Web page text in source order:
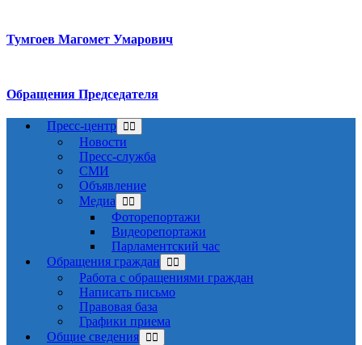
Тумгоев Магомет Умарович
Обращения Председателя
Пресс-центр
Новости
Пресс-служба
СМИ
Объявление
Медиа
Фоторепортажи
Видеорепортажи
Парламентский час
Обращения граждан
Работа с обращениями граждан
Написать письмо
Правовая база
Графики приема
Общие сведения